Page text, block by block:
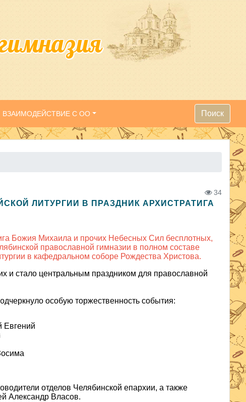
ВЗАИМОДЕЙСТВИЕ С ОО Поиск
34
ЛИТУРГИИ В ПРАЗДНИК АРХИСТРАТИГА
Божия Михаила и прочих Небесных Сил бесплотных,
православной гимназии в полном составе
в кафедральном соборе Рождества Христова.
и стало центральным праздником для православной
особую торжественность события:
Евгений
отделов Челябинской епархии, а также
Александр Власов.